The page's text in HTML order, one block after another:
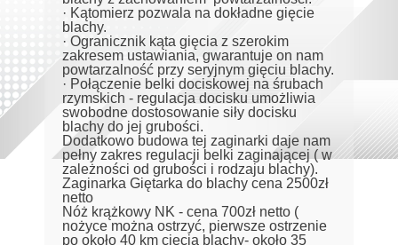
· Kątomierz pozwala na dokładne gięcie
blachy.
· Ogranicznik kąta gięcia z szerokim
zakresem ustawiania, gwarantuje on nam
powtarzalność przy seryjnym gięciu blachy.
· Połączenie belki dociskowej na śrubach
rzymskich - regulacja docisku umożliwia
swobodne dostosowanie siły docisku
blachy do jej grubości.
Dodatkowo budowa tej zaginarki daje nam
pełny zakres regulacji belki zaginającej ( w
zależności od grubości i rodzaju blachy).
Zaginarka Giętarka do blachy cena 2500zł
netto
Nóż krążkowy NK - cena 700zł netto (
nożyce można ostrzyć, pierwsze ostrzenie
po około 40 km ciecia blachy- około 35